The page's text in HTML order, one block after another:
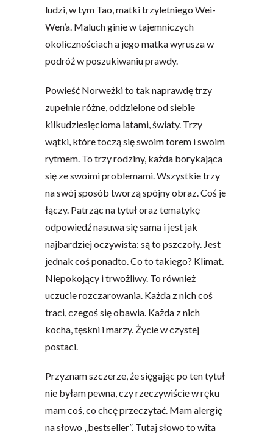
ludzi, w tym Tao, matki trzyletniego Wei-
Wen’a. Maluch ginie w tajemniczych
okolicznościach a jego matka wyrusza w
podróż w poszukiwaniu prawdy.
Powieść Norweżki to tak naprawdę trzy
zupełnie różne, oddzielone od siebie
kilkudziesięcioma latami, światy. Trzy
wątki, które toczą się swoim torem i swoim
rytmem. To trzy rodziny, każda borykająca
się ze swoimi problemami. Wszystkie trzy
na swój sposób tworzą spójny obraz. Coś je
łączy. Patrząc na tytuł oraz tematykę
odpowiedź nasuwa się sama i jest jak
najbardziej oczywista: są to pszczoły. Jest
jednak coś ponadto. Co to takiego? Klimat.
Niepokojący i trwożliwy. To również
uczucie rozczarowania. Każda z nich coś
traci, czegoś się obawia. Każda z nich
kocha, tęskni i marzy. Życie w czystej
postaci.
Przyznam szczerze, że sięgając po ten tytuł
nie byłam pewna, czy rzeczywiście w ręku
mam coś, co chcę przeczytać. Mam alergię
na słowo „bestseller”. Tutaj słowo to wita